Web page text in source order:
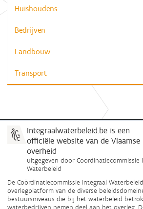
Huishoudens
Bedrijven
Landbouw
Transport
Integraalwaterbeleid.be is een
officiële website van de Vlaamse
overheid
uitgegeven door Coördinatiecommissie
Waterbeleid
De Coördinatiecommissie Integraal
overlegplatform van de diverse
bestuursniveaus die bij het waterbeleid
waterbedrijven nemen deel aan het overleg.